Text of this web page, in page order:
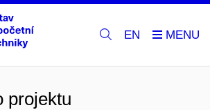
EN
projektu